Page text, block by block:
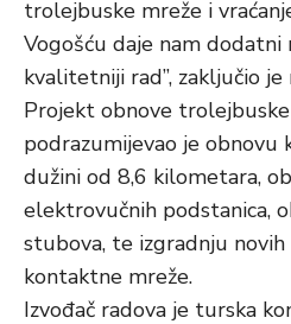
trolejbuske mreže i
Vogošću daje nam dodatni
kvalitetniji rad”, zaključio
Projekt obnove
podrazumijevao je obnovu
dužini od 8,6 kilometara,
elektrovučnih podstanica,
stubova, te izgradnju
kontaktne mreže.
Izvođač radova je turska